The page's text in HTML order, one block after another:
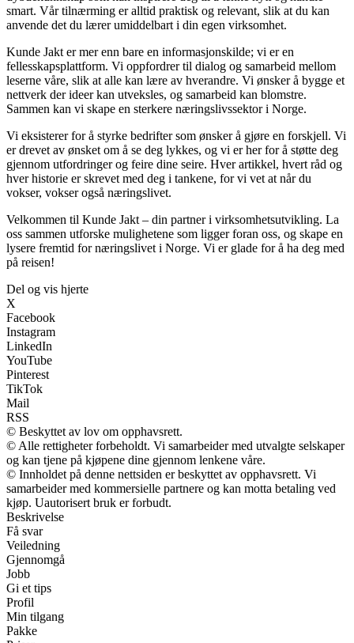
smart. Vår tilnærming er alltid praktisk og relevant, slik at du kan
anvende det du lærer umiddelbart i din egen virksomhet.
Kunde Jakt er mer enn bare en informasjonskilde; vi er en
fellesskapsplattform. Vi oppfordrer til dialog og samarbeid mellom
leserne våre, slik at alle kan lære av hverandre. Vi ønsker å bygge et
nettverk der ideer kan utveksles, og samarbeid kan blomstre.
Sammen kan vi skape en sterkere næringslivssektor i Norge.
Vi eksisterer for å styrke bedrifter som ønsker å gjøre en forskjell. Vi
er drevet av ønsket om å se deg lykkes, og vi er her for å støtte deg
gjennom utfordringer og feire dine seire. Hver artikkel, hvert råd og
hver historie er skrevet med deg i tankene, for vi vet at når du
vokser, vokser også næringslivet.
Velkommen til Kunde Jakt – din partner i virksomhetsutvikling. La
oss sammen utforske mulighetene som ligger foran oss, og skape en
lysere fremtid for næringslivet i Norge. Vi er glade for å ha deg med
på reisen!
Del og vis hjerte
X
Facebook
Instagram
LinkedIn
YouTube
Pinterest
TikTok
Mail
RSS
© Beskyttet av lov om opphavsrett.
© Alle rettigheter forbeholdt. Vi samarbeider med utvalgte selskaper
og kan tjene på kjøpene dine gjennom lenkene våre.
© Innholdet på denne nettsiden er beskyttet av opphavsrett. Vi
samarbeider med kommersielle partnere og kan motta betaling ved
kjøp. Uautorisert bruk er forbudt.
Beskrivelse
Få svar
Veiledning
Gjennomgå
Jobb
Gi et tips
Profil
Min tilgang
Pakke